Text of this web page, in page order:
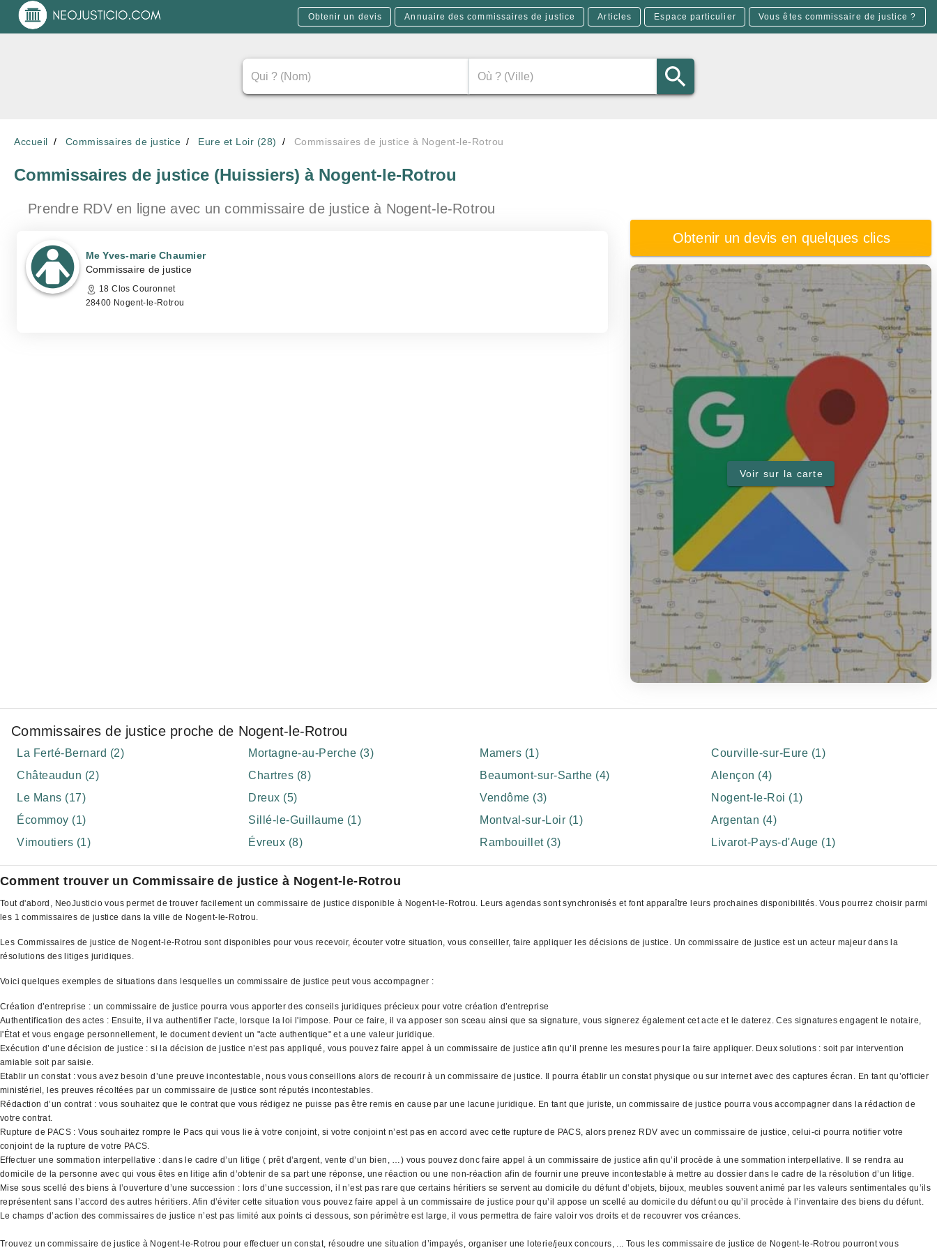
Obtenir un devis Annuaire des commissaires de justice Articles Espace particulier Vous êtes commissaire de justice ?
Accueil Commissaires de justice Eure et Loir (28) Commissaires de justice à Nogent-le-Rotrou
Commissaires de justice (Huissiers) à Nogent-le-Rotrou
Prendre RDV en ligne avec un commissaire de justice à Nogent-le-Rotrou
Me Yves-marie Chaumier
Commissaire de justice
18 Clos Couronnet
28400 Nogent-le-Rotrou
Obtenir un devis en quelques clics
Voir sur la carte
Commissaires de justice proche de Nogent-le-Rotrou
La Ferté-Bernard (2) Mortagne-au-Perche (3) Mamers (1)
Courville-sur-Eure (1)
Châteaudun (2)
Chartres (8) Beaumont-sur-Sarthe (4)
Alençon (4)
Le Mans (17)
Dreux (5) Vendôme (3)
Nogent-le-Roi (1)
Écommoy (1)
Sillé-le-Guillaume (1) Montval-sur-Loir (1)
Argentan (4)
Vimoutiers (1)
Évreux (8) Rambouillet (3) Livarot-Pays-d'Auge (1)
Comment trouver un Commissaire de justice à Nogent-le-Rotrou
Tout d'abord, NeoJusticio vous permet de trouver facilement un commissaire de justice disponible à Nogent-le-Rotrou. Leurs agendas sont synchronisés et font apparaître leurs prochaines disponibilités. Vous pourrez choisir parmi
les 1 commissaires de justice dans la ville de Nogent-le-Rotrou.
Les Commissaires de justice de Nogent-le-Rotrou sont disponibles pour vous recevoir, écouter votre situation, vous conseiller, faire appliquer les décisions de justice. Un commissaire de justice est un acteur majeur dans la
résolutions des litiges juridiques.
Voici quelques exemples de situations dans lesquelles un commissaire de justice peut vous accompagner :
Création d’entreprise : un commissaire de justice pourra vous apporter des conseils juridiques précieux pour votre création d’entreprise
Authentification des actes : Ensuite, il va authentifier l'acte, lorsque la loi l'impose. Pour ce faire, il va apposer son sceau ainsi que sa signature, vous signerez également cet acte et le daterez. Ces signatures engagent le notaire,
l'État et vous engage personnellement, le document devient un "acte authentique" et a une valeur juridique.
Exécution d’une décision de justice : si la décision de justice n’est pas appliqué, vous pouvez faire appel à un commissaire de justice afin qu’il prenne les mesures pour la faire appliquer. Deux solutions : soit par intervention
amiable soit par saisie.
Etablir un constat : vous avez besoin d’une preuve incontestable, nous vous conseillons alors de recourir à un commissaire de justice. Il pourra établir un constat physique ou sur internet avec des captures écran. En tant qu’officier
ministériel, les preuves récoltées par un commissaire de justice sont réputés incontestables.
Rédaction d’un contrat : vous souhaitez que le contrat que vous rédigez ne puisse pas être remis en cause par une lacune juridique. En tant que juriste, un commissaire de justice pourra vous accompagner dans la rédaction de
votre contrat.
Rupture de PACS : Vous souhaitez rompre le Pacs qui vous lie à votre conjoint, si votre conjoint n’est pas en accord avec cette rupture de PACS, alors prenez RDV avec un commissaire de justice, celui-ci pourra notifier votre
conjoint de la rupture de votre PACS.
Effectuer une sommation interpellative : dans le cadre d’un litige ( prêt d’argent, vente d’un bien, …) vous pouvez donc faire appel à un commissaire de justice afin qu’il procède à une sommation interpellative. Il se rendra au
domicile de la personne avec qui vous êtes en litige afin d’obtenir de sa part une réponse, une réaction ou une non-réaction afin de fournir une preuve incontestable à mettre au dossier dans le cadre de la résolution d’un litige.
Mise sous scellé des biens à l’ouverture d’une succession : lors d’une succession, il n’est pas rare que certains héritiers se servent au domicile du défunt d’objets, bijoux, meubles souvent animé par les valeurs sentimentales qu’ils
représentent sans l’accord des autres héritiers. Afin d’éviter cette situation vous pouvez faire appel à un commissaire de justice pour qu’il appose un scellé au domicile du défunt ou qu’il procède à l’inventaire des biens du défunt.
Le champs d’action des commissaires de justice n’est pas limité aux points ci dessous, son périmètre est large, il vous permettra de faire valoir vos droits et de recouvrer vos créances.
Trouvez un commissaire de justice à Nogent-le-Rotrou pour effectuer un constat, résoudre une situation d’impayés, organiser une loterie/jeux concours, ... Tous les commissaire de justice de Nogent-le-Rotrou pourront vous